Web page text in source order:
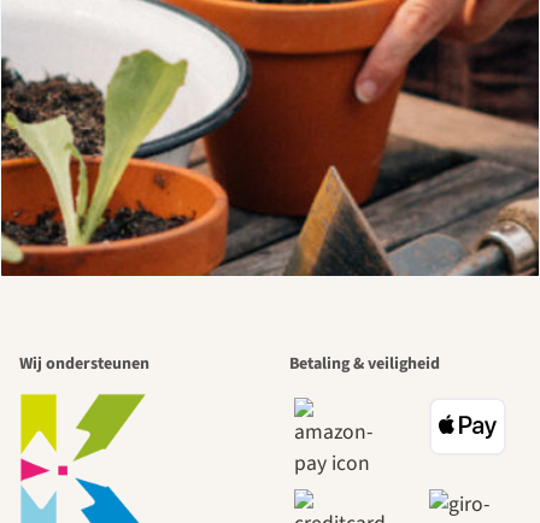
Wij ondersteunen Betaling & veiligheid